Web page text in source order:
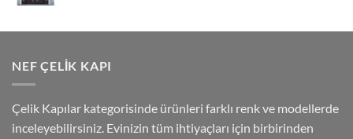
NEF ÇELIK KAPI
Çelik Kapılar kategorisinde ürünleri farklı renk ve modellerde
inceleyebilirsiniz. Evinizin tüm ihtiyaçları için birbirinden